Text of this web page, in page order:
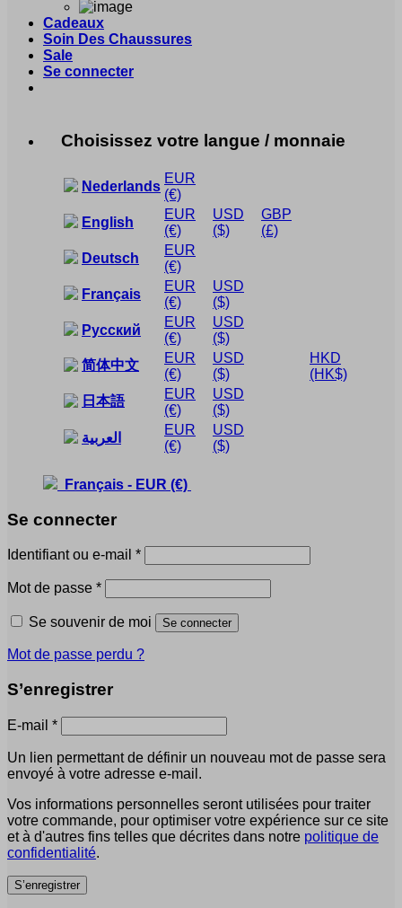
Cadeaux
Soin Des Chaussures
Sale
Se connecter
Choisissez votre langue / monnaie
Nederlands
EUR
(€)
English
EUR
(€)
USD
($)
GBP
(£)
Deutsch
EUR
(€)
Français
EUR
(€)
USD
($)
Русский
EUR
(€)
USD
($)
简体中文
EUR
(€)
USD
($)
HKD
(HK$)
日本語
EUR
(€)
USD
($)
العربية
EUR
(€)
USD
($)
Français - EUR (€)
Se connecter
Identifiant ou e-mail *Obligatoire
Mot de passe *Obligatoire
Se souvenir de moi Se connecter
Mot de passe perdu ?
S’enregistrer
E-mail *Obligatoire
Un lien permettant de définir un nouveau mot de passe sera
envoyé à votre adresse e-mail.
Vos informations personnelles seront utilisées pour traiter
votre commande, pour optimiser votre expérience sur ce site
et à d'autres fins telles que décrites dans notre politique de
confidentialité.
S’enregistrer